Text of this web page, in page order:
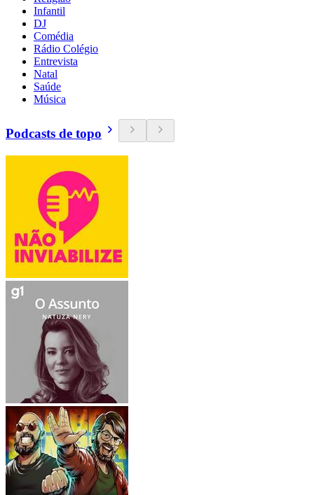
Infantil
DJ
Comédia
Rádio Colégio
Entrevista
Natal
Saúde
Música
Podcasts de topo